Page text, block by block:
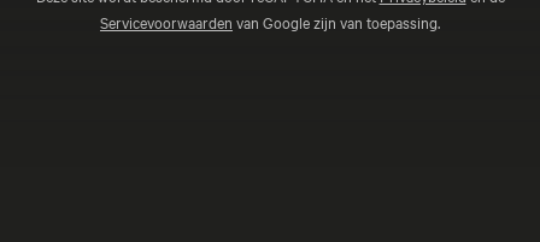
Servicevoorwaarden van Google zijn van toepassing.